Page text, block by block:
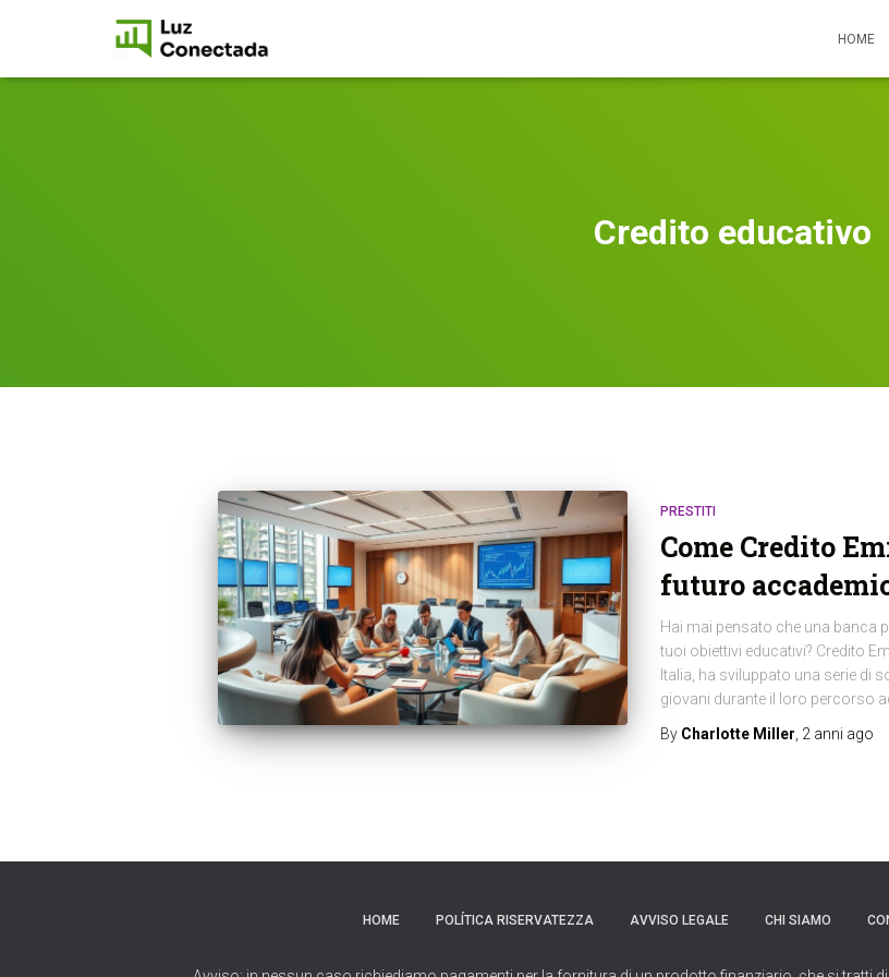
HOME
Credito educativo
PRESTITI
Come Credito
futuro
Hai mai pensato che una banca
tuoi obiettivi educativi? Credito
Italia, ha sviluppato una serie di
giovani durante il loro percorso
By Charlotte Miller 2 anni ago
HOME POLÍTICA RISERVATEZZA AVVISO LEGALE CHI SIAMO